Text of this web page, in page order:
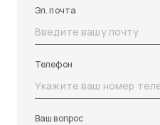
Эл. почта
Телефон
Ваш вопрос